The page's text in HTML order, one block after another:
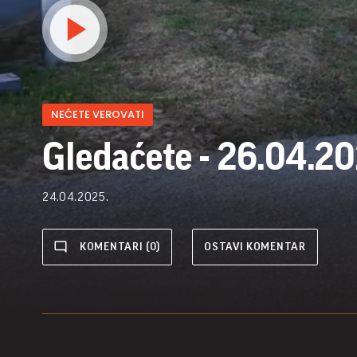
NEĆETE VEROVATI
Gledaćete -
24.04.2025.
KOMENTARI (0) OSTAVI KOMENTAR